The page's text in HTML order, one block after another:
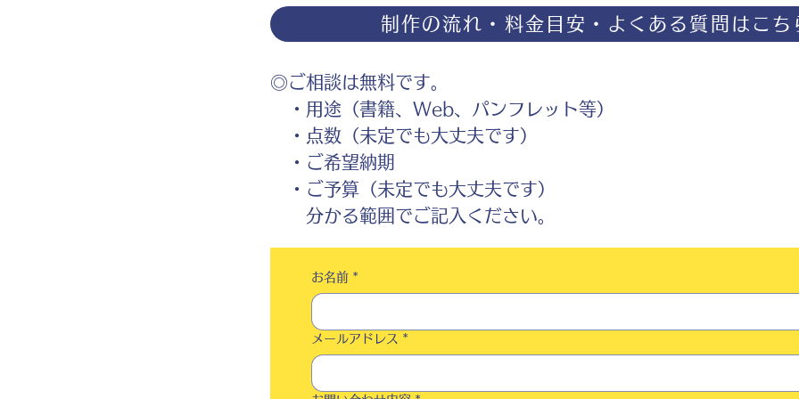
制作の流れ・料金目安・よくある質問はこち
◎ご相談は無料です。
・用途（書籍、Web、パンフレット等）
・点数（未定でも大丈夫です）
・ご希望納期
・ご予算（未定でも大丈夫です）
分かる範囲でご記入ください。
お名前 *
メールアドレス *